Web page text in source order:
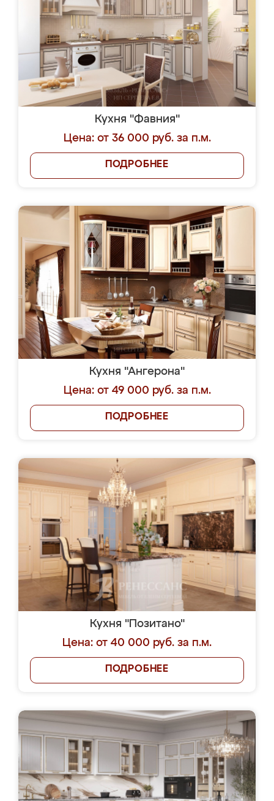
Кухня "Фавния"
Цена: от 36 000 руб. за п.м.
ПОДРОБНЕЕ
Кухня "Ангерона"
Цена: от 49 000 руб. за п.м.
ПОДРОБНЕЕ
Кухня "Позитано"
Цена: от 40 000 руб. за п.м.
ПОДРОБНЕЕ